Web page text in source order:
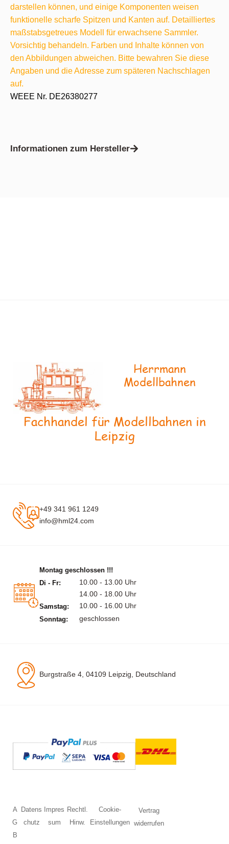
darstellen können, und einige Komponenten weisen
funktionelle scharfe Spitzen und Kanten auf. Detailliertes
maßstabsgetreues Modell für erwachsene Sammler.
Vorsichtig behandeln. Farben und Inhalte können von
den Abbildungen abweichen. Bitte bewahren Sie diese
Angaben und die Adresse zum späteren Nachschlagen
auf.
WEEE Nr. DE26380277
Informationen zum Hersteller
Herrmann
Modellbahnen
Fachhandel für Modellbahnen in
Leipzig
+49 341 961 1249
info@hml24.com
Montag geschlossen !!!
Di - Fr:
10.00 - 13.00 Uhr
14.00 - 18.00 Uhr
Samstag: 10.00 - 16.00 Uhr
Sonntag: geschlossen
Burgstraße 4, 04109 Leipzig, Deutschland
A
G
B
Datens
chutz
Impres
sum
Rechtl.
Hinw.
Cookie-
Einstellungen
Vertrag
widerrufen